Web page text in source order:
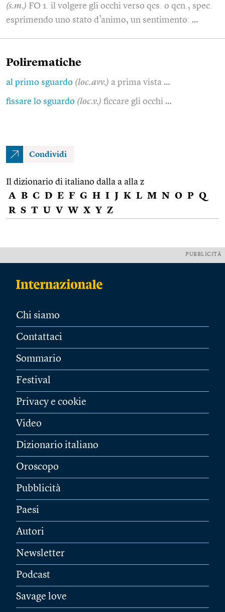
(s.m.) FO 1. il volgere gli occhi verso qcs. o qcn., spec.
esprimendo uno stato d’animo, un sentimento: …
Polirematiche
al primo sguardo (loc.avv.) a prima vista …
fissare lo sguardo (loc.v.) ficcare gli occhi …
Condividi
Il dizionario di italiano dalla a alla z
A B C D E F G H I J K L M N O P Q
R S T U V W X Y Z
PUBBLICITÀ
Chi siamo
Contattaci
Sommario
Festival
Privacy e cookie
Video
Dizionario italiano
Oroscopo
Pubblicità
Paesi
Autori
Newsletter
Podcast
Savage love